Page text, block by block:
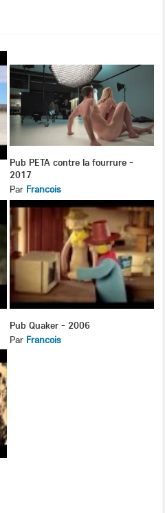
Pub PETA contre la fourrure -
2017
Par Francois
Pub Quaker - 2006
Par Francois